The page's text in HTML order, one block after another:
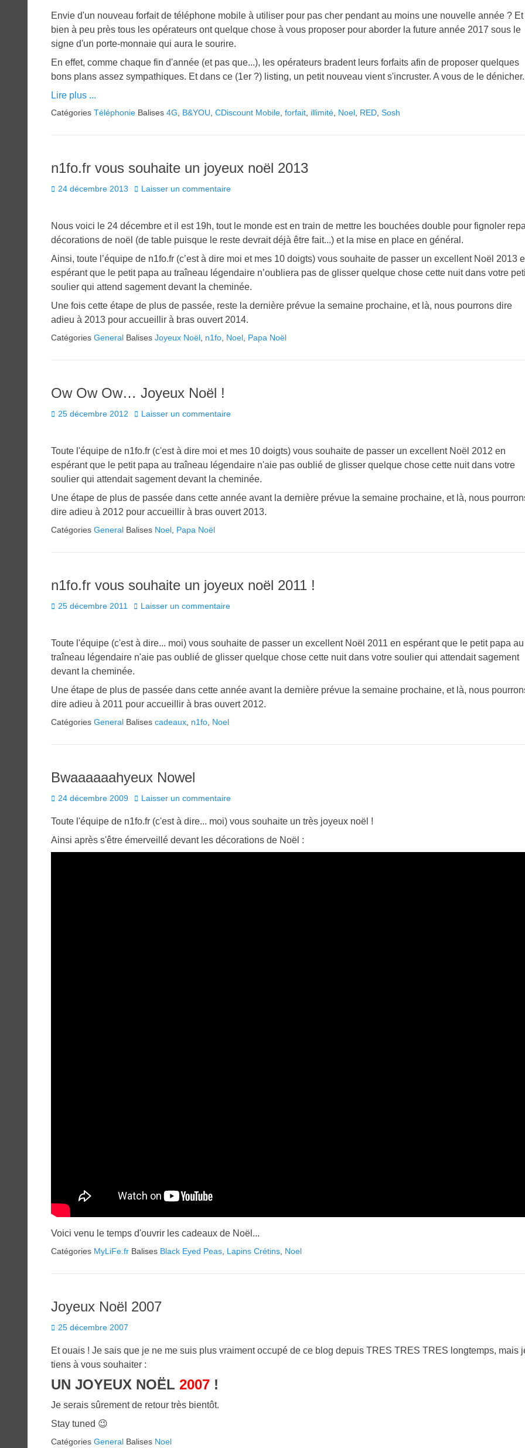
Envie d'un nouveau forfait de téléphone mobile à utiliser pour pas cher pendant au moins une nouvelle année ? Et
bien à peu près tous les opérateurs ont quelque chose à vous proposer pour aborder la future année 2017 sous le
signe d'un porte-monnaie qui aura le sourire.
En effet, comme chaque fin d'année (et pas que...), les opérateurs bradent leurs forfaits afin de proposer quelques
bons plans assez sympathiques. Et dans ce (1er ?) listing, un petit nouveau vient s'incruster. A vous de le
Lire plus ...
Catégories Téléphonie Balises 4G B&YOU CDiscount Mobile forfait illimité Noel RED Sosh
n1fo.fr vous souhaite un joyeux noël 2013
Posted
24 décembre 2013 Laisser un commentaire
Nous voici le 24 décembre et il est 19h, tout le monde est en train de mettre les bouchées double pour fignoler
décorations de noël (de table puisque le reste devrait déjà être fait...) et la mise en place en général.
Ainsi, toute l’équipe de n1fo.fr (c’est à dire moi et mes 10 doigts) vous souhaite de passer un excellent Noël 2013
espérant que le petit papa au traîneau légendaire n’oubliera pas de glisser quelque chose cette nuit dans votre
soulier qui attend sagement devant la cheminée.
Une fois cette étape de plus de passée, reste la dernière prévue la semaine prochaine, et là, nous pourrons dire
adieu à 2013 pour accueillir à bras ouvert 2014.
Catégories General Balises Joyeux Noël n1fo Noel Papa Noël
Ow Ow Ow… Joyeux Noël !
Posted
25 décembre 2012 Laisser un commentaire
Toute l'équipe de n1fo.fr (c'est à dire moi et mes 10 doigts) vous souhaite de passer un excellent Noël 2012 en
espérant que le petit papa au traîneau légendaire n'aie pas oublié de glisser quelque chose cette nuit dans votre
soulier qui attendait sagement devant la cheminée.
Une étape de plus de passée dans cette année avant la dernière prévue la semaine prochaine, et là, nous
dire adieu à 2012 pour accueillir à bras ouvert 2013.
Catégories General Balises Noel Papa Noël
n1fo.fr vous souhaite un joyeux noël 2011 !
Posted
25 décembre 2011 Laisser un commentaire
Toute l'équipe (c'est à dire... moi) vous souhaite de passer un excellent Noël 2011 en espérant que le petit papa au
traîneau légendaire n'aie pas oublié de glisser quelque chose cette nuit dans votre soulier qui attendait sagement
devant la cheminée.
Une étape de plus de passée dans cette année avant la dernière prévue la semaine prochaine, et là, nous
dire adieu à 2011 pour accueillir à bras ouvert 2012.
Catégories General Balises cadeaux n1fo Noel
Bwaaaaaahyeux Nowel
Posted
24 décembre 2009 Laisser un commentaire
Toute l'équipe de n1fo.fr (c'est à dire... moi) vous souhaite un très joyeux noël !
Ainsi après s'être émerveillé devant les décorations de Noël :
Voici venu le temps d'ouvrir les cadeaux de Noël...
Catégories MyLiFe.fr Balises Black Eyed Peas Lapins Crétins Noel
Joyeux Noël 2007
Posted
25 décembre 2007
Et ouais ! Je sais que je ne me suis plus vraiment occupé de ce blog depuis TRES TRES TRES longtemps, mais
tiens à vous souhaiter :
UN JOYEUX NOËL 2007 !
Je serais sûrement de retour très bientôt.
Stay tuned 😉
Catégories General Balises Noel